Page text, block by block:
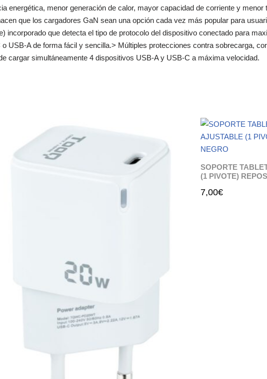
energética, menor generación de calor, mayor capacidad de corriente y
que los cargadores GaN sean una opción cada vez más popular para
incorporado que detecta el tipo de protocolo del dispositivo conectado para
USB-A de forma fácil y sencilla.> Múltiples protecciones contra sobrecarga,
cargar simultáneamente 4 dispositivos USB-A y USB-C a máxima velocidad.
SOPORTE
(1 PIVOTE)
7,00€